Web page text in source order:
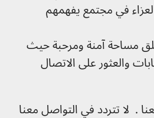
في مجتمع يفهمهم
مساحة آمنة ومرحبة حيث
والعثور على الاتصال
. لا تتردد في التواصل معنا